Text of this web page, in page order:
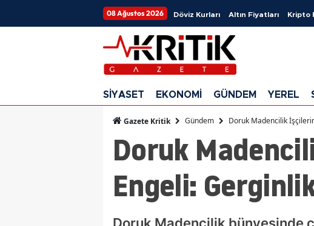
08 Ağustos 2026 Döviz Kurları Altın Fiyatları Kripto
SİYASET EKONOMİ GÜNDEM YEREL
Gazete Kritik Gündem Doruk Madencilik
Doruk
Engeli:
Doruk Madencilik bünyesinde